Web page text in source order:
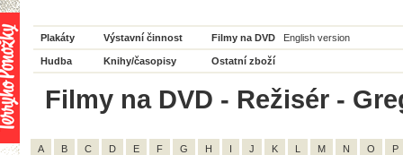
Plakáty Výstavní činnost Filmy na DVD English version
Hudba Knihy/časopisy Ostatní zboží
Filmy na DVD - Režisér -
A B C D E F G H I J K L M N O P